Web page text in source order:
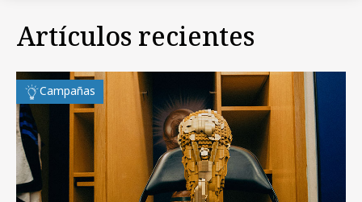
Artículos recientes
Campañas